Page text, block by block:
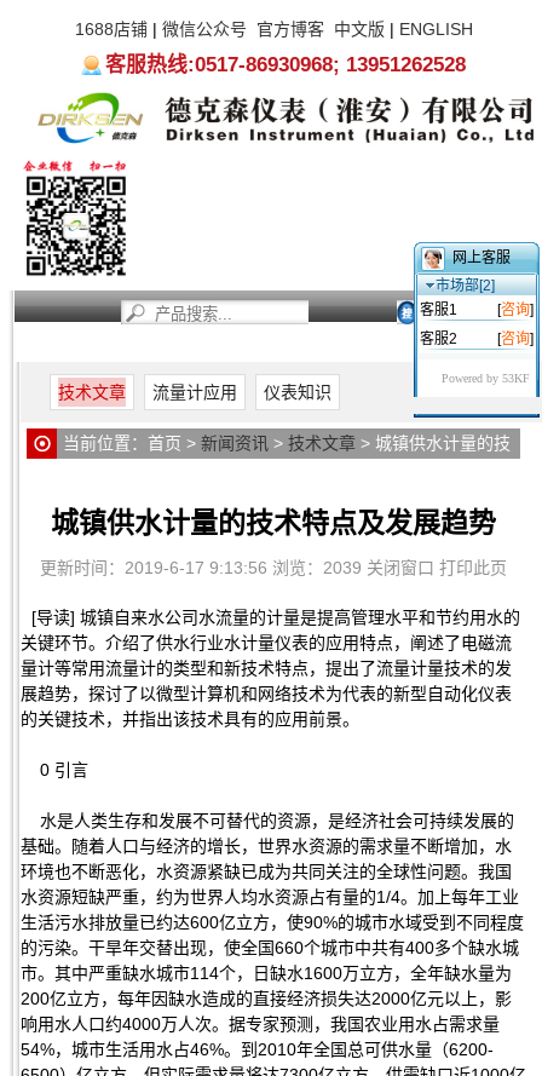
1688店铺| 微信公众号 官方博客 中文版 | ENGLISH
客服热线:0517-86930968; 13951262528
技术文章 流量计应用 仪表知识
当前位置： 首页 > 新闻资讯 > 技术文章 > 城镇供水计量的技
城镇供水计量的技术特点及发展趋势
更新时间：2019-6-17 9:13:56 浏览：2039 关闭窗口 打印此页
[导读] 城镇自来水公司水流量的计量是提高管理水平和节约用水的
关键环节。介绍了供水行业水计量仪表的应用特点，阐述了电磁流
量计等常用流量计的类型和新技术特点，提出了流量计量技术的发
展趋势，探讨了以微型计算机和网络技术为代表的新型自动化仪表
的关键技术，并指出该技术具有的应用前景。
0 引言
水是人类生存和发展不可替代的资源，是经济社会可持续发展的
基础。随着人口与经济的增长，世界水资源的需求量不断增加，水
环境也不断恶化，水资源紧缺已成为共同关注的全球性问题。我国
水资源短缺严重，约为世界人均水资源占有量的1/4。加上每年工业
生活污水排放量已约达600亿立方，使90%的城市水域受到不同程度
的污染。干旱年交替出现，使全国660个城市中共有400多个缺水城
市。其中严重缺水城市114个，日缺水1600万立方，全年缺水量为
200亿立方，每年因缺水造成的直接经济损失达2000亿元以上，影
响用水人口约4000万人次。据专家预测，我国农业用水占需求量
54%，城市生活用水占46%。到2010年全国总可供水量（6200-
网上客服
市场部[2]
客服1
[咨询]
客服2
[咨询]
Powered by 53KF